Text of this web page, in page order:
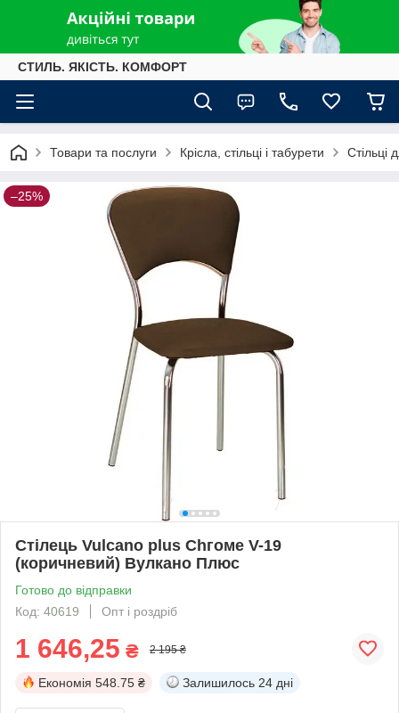
СТИЛЬ. ЯКІСТЬ. КОМФОРТ
Товари та послуги Крісла, стільці і табурети Стільці
–25%
Стілець Vulcano plus Сhгоме V-19
(коричневий) Вулканo Плюс
Готово до відправки
Код: 40619
Опт і роздріб
1 646,25 ₴ 2 195 ₴
Економія 548.75 ₴ Залишилось 24 дні